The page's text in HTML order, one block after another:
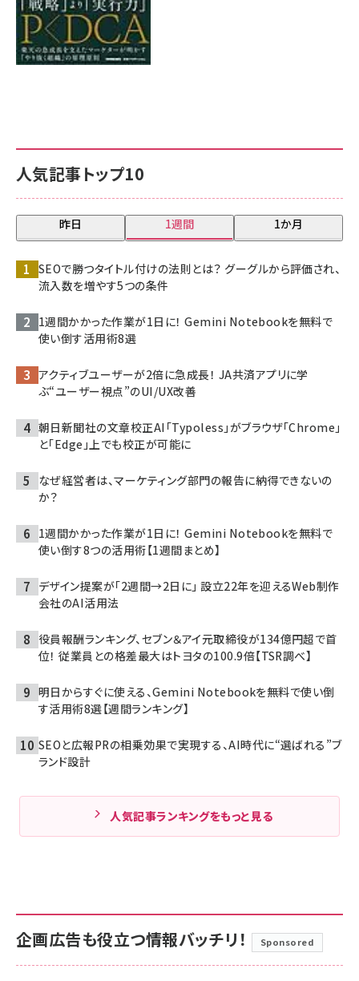
人気記事トップ10
昨日 1週間 1か月
SEOで勝つタイトル付けの法則とは？ グーグルから評価され、
流入数を増やす5つの条件
1週間かかった作業が1日に！ Gemini Notebookを無料で
使い倒す活用術8選
アクティブユーザーが2倍に急成長！ JA共済アプリに学
ぶ“ユーザー視点”のUI/UX改善
朝日新聞社の文章校正AI「Typoless」がブラウザ「Chrome」
と「Edge」上でも校正が可能に
なぜ経営者は、マーケティング部門の報告に納得できないの
か？
1週間かかった作業が1日に！ Gemini Notebookを無料で
使い倒す8つの活用術【1週間まとめ】
デザイン提案が「2週間→2日に」 設立22年を迎えるWeb制作
会社のAI活用法
役員報酬ランキング、セブン＆アイ元取締役が134億円超で首
位！ 従業員との格差最大はトヨタの100.9倍【TSR調べ】
明日からすぐに使える、Gemini Notebookを無料で使い倒
す活用術8選【週間ランキング】
SEOと広報PRの相乗効果で実現する、AI時代に“選ばれる”ブ
ランド設計
人気記事ランキングをもっと見る
企画広告も役立つ情報バッチリ！ Sponsored